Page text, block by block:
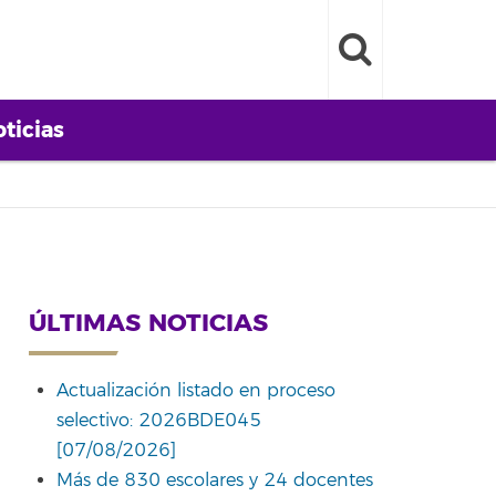
ÚLTIMAS NOTICIAS
Actualización listado en proceso
selectivo: 2026BDE045
[07/08/2026]
Más de 830 escolares y 24 docentes